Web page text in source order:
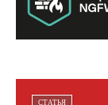
СТАТЬЯ